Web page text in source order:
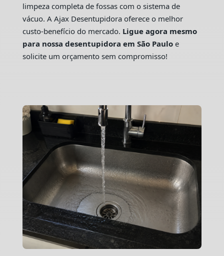
limpeza completa de fossas com o sistema de
vácuo. A Ajax Desentupidora oferece o melhor
custo-benefício do mercado. Ligue agora mesmo
para nossa desentupidora em São Pauloe
solicite um orçamento sem compromisso!